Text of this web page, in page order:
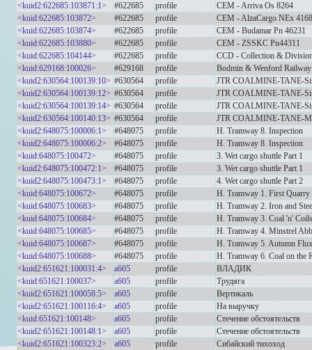
<kuid2:622685:103871:1>
#622685 profile
CEM - Arriva Os 8264
<kuid:622685:103872>
#622685 profile
CEM - AlzaCargo NEx
<kuid:622685:103874>
#622685 profile
CEM - Budamar Pn 46231
<kuid:622685:103880>
#622685 profile
CEM - ZSSKC Pn44311
<kuid:622685:104144>
#622685 profile
CCD - Collection &
<kuid:629168:100026>
#629168 profile
Bodmin & Wenford
<kuid2:630564:100139:10> #630564 profile
JTR COALMINE-TANE-
<kuid2:630564:100139:12> #630564 profile
JTR COALMINE-TANE-
<kuid2:630564:100139:14> #630564 profile
JTR COALMINE-TANE-
<kuid2:630564:100140:13> #630564 profile
JTR COALMINE-TANE-
<kuid2:648075:100006:1>
#648075 profile
H. Tramway 8. Inspection
<kuid2:648075:100006:2>
#648075 profile
H. Tramway 8. Inspection
<kuid:648075:100472>
#648075 profile
3. Wet cargo shuttle Part 1
<kuid2:648075:100472:1>
#648075 profile
3. Wet cargo shuttle Part 1
<kuid2:648075:100473:1>
#648075 profile
4. Wet cargo shuttle Part 2
<kuid:648075:100672>
#648075 profile
H. Tramway 1. First Quarry
<kuid:648075:100683>
#648075 profile
H. Tramway 2. Iron and
<kuid:648075:100684>
#648075 profile
H. Tramway 3. Coal 'n' Coils
<kuid:648075:100685>
#648075 profile
H. Tramway 4. Minstrel
<kuid:648075:100687>
#648075 profile
H. Tramway 5. Autumn
<kuid:648075:100688>
#648075 profile
H. Tramway 6. Coal on the
<kuid2:651621:100031:4>
a605 profile
ВЛАДИК
<kuid:651621:100037>
a605 profile
Трудяга
<kuid2:651621:100058:5>
a605 profile
Вертикаль
<kuid2:651621:100116:4>
a605 profile
На выручку
<kuid:651621:100148>
a605 profile
Стечение обстоятельств
<kuid2:651621:100148:1>
a605 profile
Стечение обстоятельств
<kuid2:651621:100323:2>
a605 profile
Сибайский тихоход